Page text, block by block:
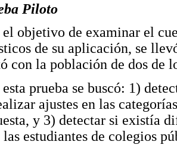
Piloto
el objetivo de examinar el
de su aplicación, se
con la población de dos de
prueba se buscó: 1)
ajustes en las
y 3) detectar si existía
las estudiantes de colegios